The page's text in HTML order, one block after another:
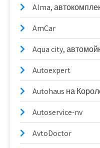
Alma,
AmCar
Aqua city,
Autoexpert
Autohaus на
Autoservice-nv
AvtoDoctor